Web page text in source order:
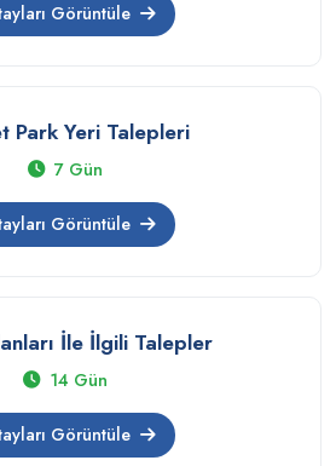
Görüntüle
Park Yeri Talepleri
7 Gün
Görüntüle
İle İlgili Talepler
14 Gün
Görüntüle